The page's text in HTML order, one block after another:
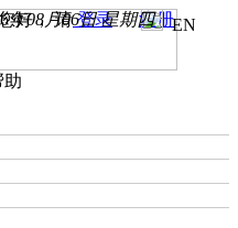
好， 请登录 注册EN
年08月06日 星期四
助